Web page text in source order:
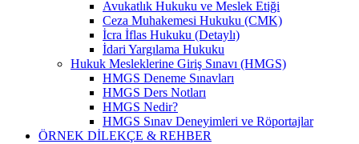
Avukatlık Hukuku ve Meslek Etiği
Ceza Muhakemesi Hukuku (CMK)
İcra İflas Hukuku (Detaylı)
İdari Yargılama Hukuku
Hukuk Mesleklerine Giriş Sınavı (HMGS)
HMGS Deneme Sınavları
HMGS Ders Notları
HMGS Nedir?
HMGS Sınav Deneyimleri ve Röportajlar
ÖRNEK DILEKÇE & REHBER